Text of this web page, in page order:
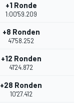
+1 Ronde
1:00'59.209
+8 Ronden
47'58.252
+12 Ronden
41'24.872
+28 Ronden
10'27.412